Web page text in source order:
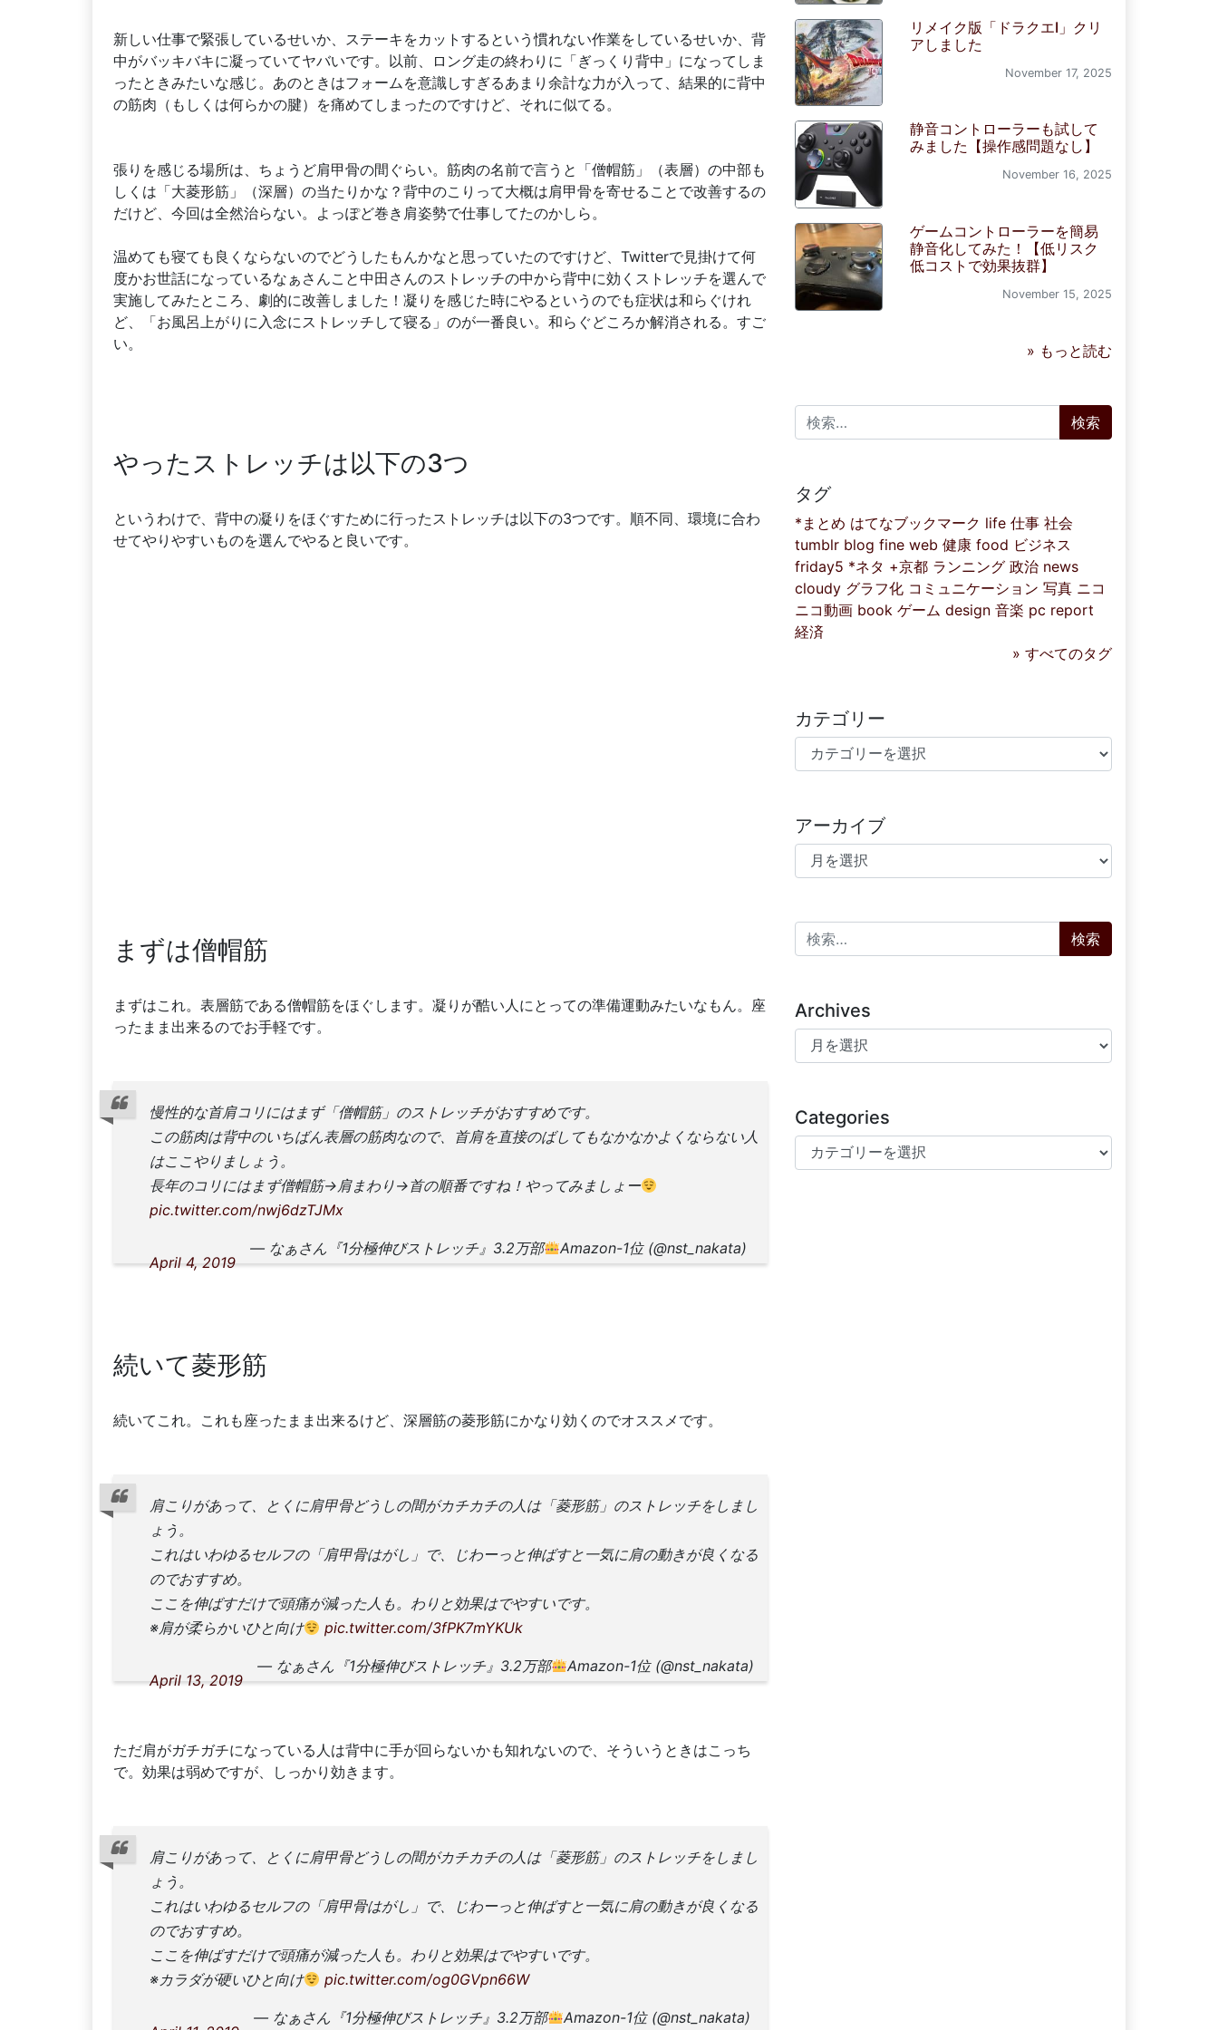
新しい仕事で緊張しているせいか、ステーキをカットするという慣れない作業をしているせいか、背
中がバッキバキに凝っていてヤバいです。以前、ロング走の終わりに「ぎっくり背中」になってしま
ったときみたいな感じ。あのときはフォームを意識しすぎるあまり余計な力が入って、結果的に背中
の筋肉（もしくは何らかの腱）を痛めてしまったのですけど、それに似てる。
張りを感じる場所は、ちょうど肩甲骨の間ぐらい。筋肉の名前で言うと「僧帽筋」（表層）の中部も
しくは「大菱形筋」（深層）の当たりかな？背中のこりって大概は肩甲骨を寄せることで改善するの
だけど、今回は全然治らない。よっぽど巻き肩姿勢で仕事してたのかしら。
温めても寝ても良くならないのでどうしたもんかなと思っていたのですけど、Twitterで見掛けて何
度かお世話になっているなぁさんこと中田さんのストレッチの中から背中に効くストレッチを選んで
実施してみたところ、劇的に改善しました！凝りを感じた時にやるというのでも症状は和らぐけれ
ど、「お風呂上がりに入念にストレッチして寝る」のが一番良い。和らぐどころか解消される。すご
い。
やったストレッチは以下の3つ
というわけで、背中の凝りをほぐすために行ったストレッチは以下の3つです。順不同、環境に合わ
せてやりやすいものを選んでやると良いです。
まずは僧帽筋
まずはこれ。表層筋である僧帽筋をほぐします。凝りが酷い人にとっての準備運動みたいなもん。座
ったまま出来るのでお手軽です。
慢性的な首肩コリにはまず「僧帽筋」のストレッチがおすすめです。
この筋肉は背中のいちばん表層の筋肉なので、首肩を直接のばしてもなかなかよくならない人
はここやりましょう。
長年のコリにはまず僧帽筋→肩まわり→首の順番ですね！やってみましょー
pic.twitter.com/nwj6dzTJMx
— なぁさん『1分極伸びストレッチ』3.2万部
Amazon-1位 (@nst_nakata)
April 4, 2019
続いて菱形筋
続いてこれ。これも座ったまま出来るけど、深層筋の菱形筋にかなり効くのでオススメです。
肩こりがあって、とくに肩甲骨どうしの間がカチカチの人は「菱形筋」のストレッチをしまし
ょう。
これはいわゆるセルフの「肩甲骨はがし」で、じわーっと伸ばすと一気に肩の動きが良くなる
のでおすすめ。
ここを伸ばすだけで頭痛が減った人も。わりと効果はでやすいです。
※肩が柔らかいひと向け
pic.twitter.com/3fPK7mYKUk
— なぁさん『1分極伸びストレッチ』3.2万部
Amazon-1位 (@nst_nakata)
April 13, 2019
ただ肩がガチガチになっている人は背中に手が回らないかも知れないので、そういうときはこっち
で。効果は弱めですが、しっかり効きます。
肩こりがあって、とくに肩甲骨どうしの間がカチカチの人は「菱形筋」のストレッチをしまし
ょう。
これはいわゆるセルフの「肩甲骨はがし」で、じわーっと伸ばすと一気に肩の動きが良くなる
のでおすすめ。
ここを伸ばすだけで頭痛が減った人も。わりと効果はでやすいです。
※カラダが硬いひと向け
pic.twitter.com/og0GVpn66W
— なぁさん『1分極伸びストレッチ』3.2万部
Amazon-1位 (@nst_nakata)
リメイク版「ドラクエI」クリ
アしました
November 17, 2025
静音コントローラーも試して
みました【操作感問題なし】
November 16, 2025
ゲームコントローラーを簡易
静音化してみた！【低リスク
低コストで効果抜群】
November 15, 2025
» もっと読む
検索:
タグ
*まとめ はてなブックマーク life 仕事 社会
tumblr blog fine web 健康 food ビジネス
friday5 *ネタ +京都 ランニング 政治 news
cloudy グラフ化 コミュニケーション 写真 ニコ
ニコ動画 book ゲーム design 音楽 pc report
経済
» すべてのタグ
カテゴリー
カテゴリー
アーカイブ
アーカイブ
検索:
Archives
Archives
Categories
Categories